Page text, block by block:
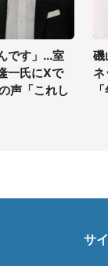
です」...室
一氏にXで
声「これし
磯
ネ
サ